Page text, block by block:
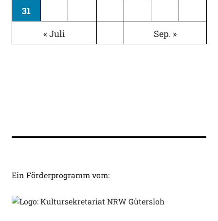
31
« Juli
Sep. »
Ein Förderprogramm vom: